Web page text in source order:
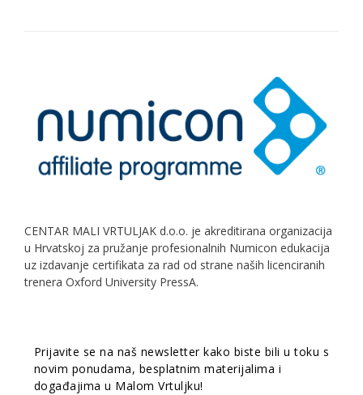
CENTAR MALI VRTULJAK d.o.o. je akreditirana organizacija
u Hrvatskoj za pružanje profesionalnih Numicon edukacija
uz izdavanje certifikata za rad od strane naših licenciranih
trenera Oxford University PressA.
Prijavite se na naš newsletter kako biste bili u toku s
novim ponudama, besplatnim materijalima i
događajima u Malom Vrtuljku!